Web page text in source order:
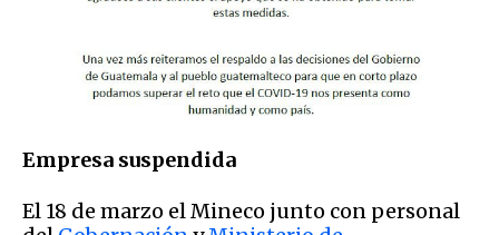
Empresa suspendida
El 18 de marzo el Mineco junto con personal